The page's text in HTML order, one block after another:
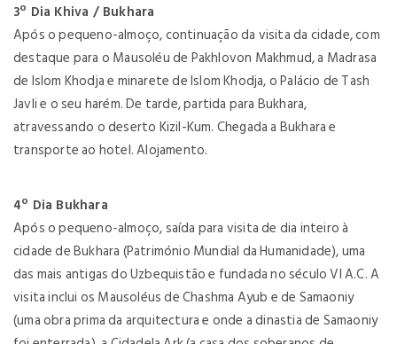
3º Dia Khiva / Bukhara
Após o pequeno-almoço, continuação da visita da cidade, com
destaque para o Mausoléu de Pakhlovon Makhmud, a Madrasa
de Islom Khodja e minarete de Islom Khodja, o Palácio de Tash
Javli e o seu harém. De tarde, partida para Bukhara,
atravessando o deserto Kizil-Kum. Chegada a Bukhara e
transporte ao hotel. Alojamento.
4º Dia Bukhara
Após o pequeno-almoço, saída para visita de dia inteiro à
cidade de Bukhara (Património Mundial da Humanidade), uma
das mais antigas do Uzbequistão e fundada no século VI A.C. A
visita inclui os Mausoléus de Chashma Ayub e de Samaoniy
(uma obra prima da arquitectura e onde a dinastia de Samaoniy